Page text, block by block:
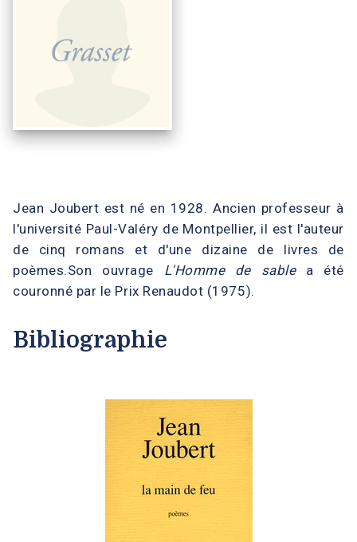
Jean Joubert est né en 1928. Ancien professeur à
l'université Paul-Valéry de Montpellier, il est l'auteur
de cinq romans et d'une dizaine de livres de
poèmes.Son ouvrage L'Homme de sablea été
couronné par le Prix Renaudot (1975).
Bibliographie